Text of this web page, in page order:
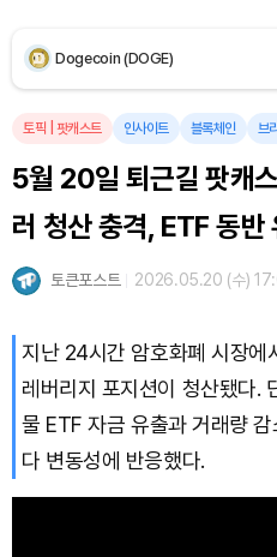
Dogecoin (DOGE)
Bitcoin (BTC)
토픽 팟캐스트 인사이트 블록체인 브
5월 20일 퇴근길 팟
러 청산 충격, ETF 동반
토큰포스트 2026.05.20 (수)
지난 24시간 암호화폐 시장
레버리지 포지션이 청산됐다.
물 ETF 자금 유출과 거래량
다 변동성에 반응했다.